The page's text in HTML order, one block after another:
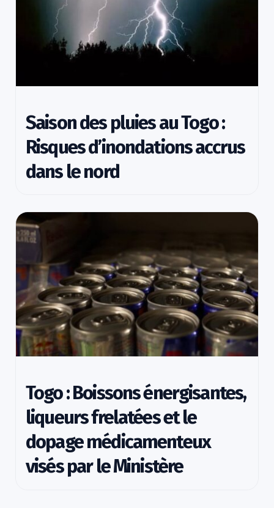
Saison des pluies au Togo :
Risques d’inondations accrus
dans le nord
Togo : Boissons énergisantes,
liqueurs frelatées et le
dopage médicamenteux
visés par le Ministère